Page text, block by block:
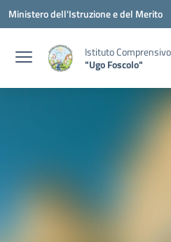
Vai ai contenuti
Vai al menu di navigazione
Vai al footer
Ministero dell'Istruzione e del Merito
Istituto Comprensivo
"Ugo Foscolo"